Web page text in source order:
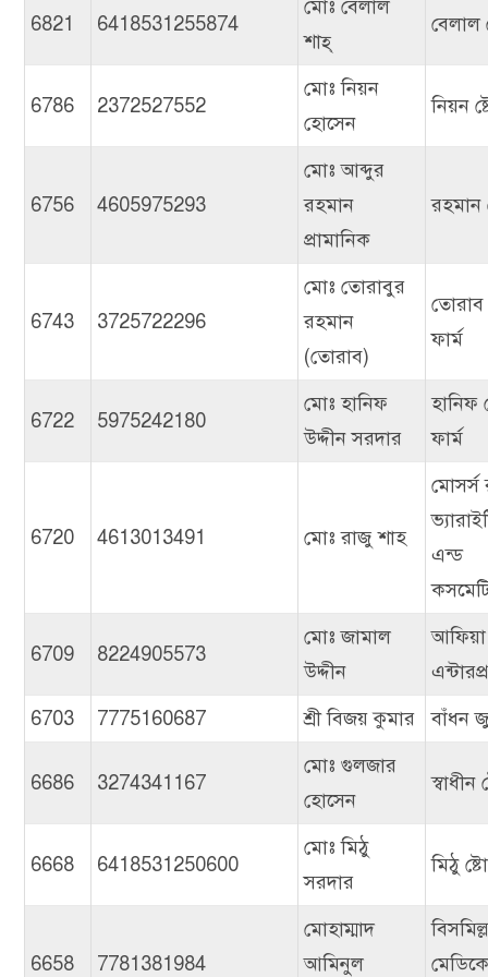
6821 6418531255874
মোঃ বেলাল
শাহ্
বেলাল
6786 2372527552
মোঃ নিয়ন
হোসেন
নিয়ন
6756 4605975293
মোঃ আব্দুর
রহমান
প্রামানিক
রহমান
6743 3725722296
মোঃ তোরাবুর
রহমান
(তোরাব)
তোরাব
ফার্ম
6722 5975242180
মোঃ হানিফ
উদ্দীন সরদার
হানিফ
ফার্ম
6720 4613013491 মোঃ রাজু শাহ
মোসর্স
এন্ড
6709 8224905573
মোঃ জামাল
উদ্দীন
আফিয়া
6703
7775160687 শ্রী বিজয় কুমার বাঁধন
6686 3274341167
মোঃ গুলজার
হোসেন
স্বাধীন
6668 6418531250600
মোঃ মিঠু
সরদার
মিঠু
6658 7781381984
মোহাম্মাদ
আমিনুল